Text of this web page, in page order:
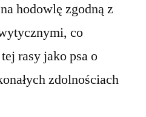
hodowlę zgodną z
co
rasy jako psa o
zdolnościach